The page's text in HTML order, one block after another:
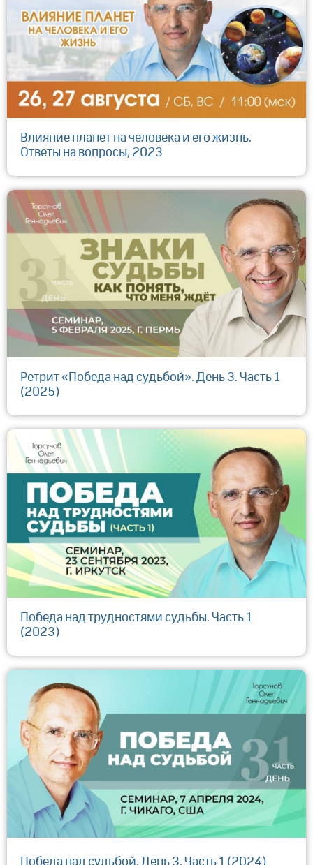
Влияние планет на человека и его жизнь.
Ответы на вопросы, 2023
Ретрит «Победа над судьбой». День 3. Часть 1
(2025)
Победа над трудностями судьбы. Часть 1
(2023)
Победа над судьбой. День 3. Часть 1 (2024)